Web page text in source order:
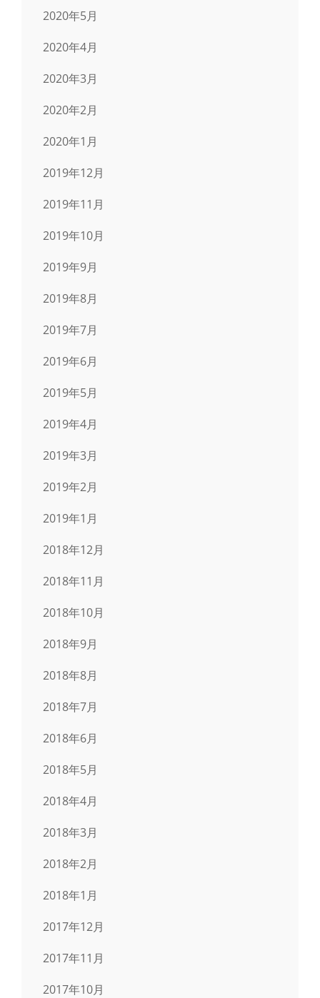
2020年5月
2020年4月
2020年3月
2020年2月
2020年1月
2019年12月
2019年11月
2019年10月
2019年9月
2019年8月
2019年7月
2019年6月
2019年5月
2019年4月
2019年3月
2019年2月
2019年1月
2018年12月
2018年11月
2018年10月
2018年9月
2018年8月
2018年7月
2018年6月
2018年5月
2018年4月
2018年3月
2018年2月
2018年1月
2017年12月
2017年11月
2017年10月